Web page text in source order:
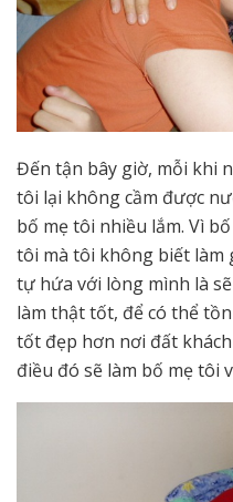
Đến tận bây giờ, mỗi khi
tôi lại không cầm được
bố mẹ tôi nhiều lắm. Vì
tôi mà tôi không biết làm
tự hứa với lòng mình là
làm thật tốt, để có thể
tốt đẹp hơn nơi đất
điều đó sẽ làm bố mẹ tôi